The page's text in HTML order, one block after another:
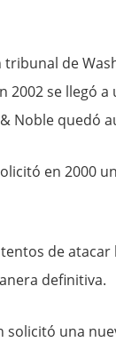
tribunal de
2002 se llegó
Noble quedó
en 2000
de atacar
definitiva.
solicitó una